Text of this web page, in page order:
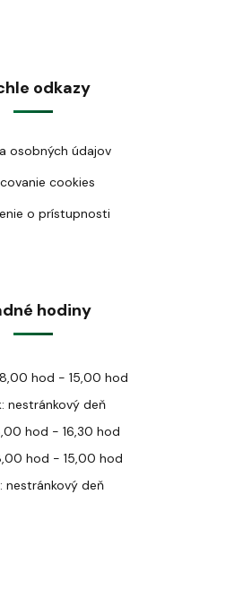
odkazy
osobných údajov
cookies
o prístupnosti
hodiny
hod - 15,00 hod
nestránkový deň
hod - 16,30 hod
hod - 15,00 hod
nestránkový deň